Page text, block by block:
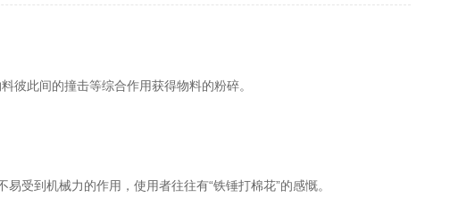
彼此间的撞击等综合作用获得物料的粉碎。
受到机械力的作用，使用者往往有“铁锤打棉花”的感慨。